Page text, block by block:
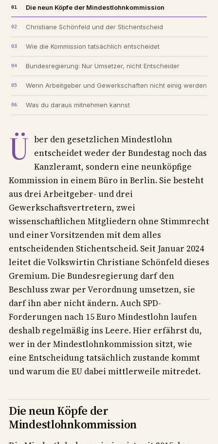
Die neun Köpfe der Mindestlohnkommission
Christiane Schönfeld und der Stichentscheid
Wie die Kommission tatsächlich entscheidet
Bundesregierung: Nur Umsetzer, nicht Entscheider
Wenn Arbeitgeber und Gewerkschaften nicht einig werden
Was du daraus mitnehmen kannst
Ü ber den gesetzlichen Mindestlohn
entscheidet weder der Bundestag noch das
Kanzleramt, sondern eine neunköpfige
Kommission in einem Büro in Berlin. Sie besteht
aus drei Arbeitgeber- und drei
Gewerkschaftsvertretern, zwei
wissenschaftlichen Mitgliedern ohne Stimmrecht
und einer Vorsitzenden mit dem alles
entscheidenden Stichentscheid. Seit Januar 2024
leitet die Volkswirtin Christiane Schönfeld dieses
Gremium. Die Bundesregierung darf den
Beschluss zwar per Verordnung umsetzen, sie
darf ihn aber nicht ändern. Auch SPD-
Forderungen nach 15 Euro Mindestlohn laufen
deshalb regelmäßig ins Leere. Hier erfährst du,
wer in der Mindestlohnkommission sitzt, wie
eine Entscheidung tatsächlich zustande kommt
und warum die EU dabei mittlerweile mitredet.
Die neun Köpfe der
Mindestlohnkommission